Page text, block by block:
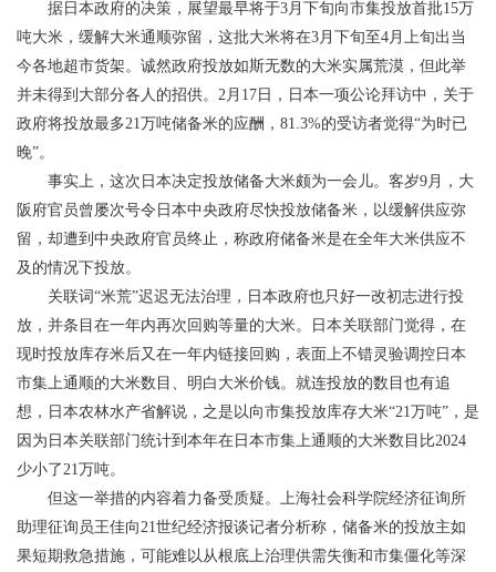
据日本政府的决策，展望最早将于3月下旬向市集投放首批15万
吨大米，缓解大米通顺弥留，这批大米将在3月下旬至4月上旬出当
今各地超市货架。诚然政府投放如斯无数的大米实属荒漠，但此举
并未得到大部分各人的招供。2月17日，日本一项公论拜访中，关于
政府将投放最多21万吨储备米的应酬，81.3%的受访者觉得“为时已
晚”。
事实上，这次日本决定投放储备大米颇为一会儿。客岁9月，大
阪府官员曾屡次号令日本中央政府尽快投放储备米，以缓解供应弥
留，却遭到中央政府官员终止，称政府储备米是在全年大米供应不
及的情况下投放。
关联词“米荒”迟迟无法治理，日本政府也只好一改初志进行投
放，并条目在一年内再次回购等量的大米。日本关联部门觉得，在
现时投放库存米后又在一年内链接回购，表面上不错灵验调控日本
市集上通顺的大米数目、明白大米价钱。就连投放的数目也有追
想，日本农林水产省解说，之是以向市集投放库存大米“21万吨”，是
因为日本关联部门统计到本年在日本市集上通顺的大米数目比2024
少小了21万吨。
但这一举措的内容着力备受质疑。上海社会科学院经济征询所
助理征询员王佳向21世纪经济报谈记者分析称，储备米的投放主如
果短期救急措施，可能难以从根底上治理供需失衡和市集僵化等深